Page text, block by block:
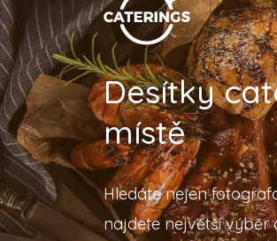
Desítky
místě
Hledáte nejen
najdete největší výběr